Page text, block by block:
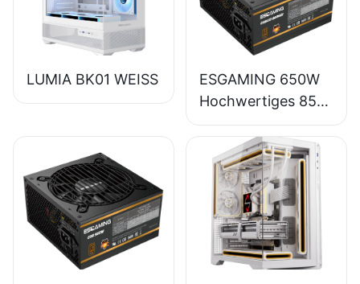
LUMIA BK01 WEISS
ESGAMING 650W
Hochwertiges 85%
Wirkungsgrad
Vollmodul 80+
Bronze Desktop-
PC-Netzteil
ESB650W